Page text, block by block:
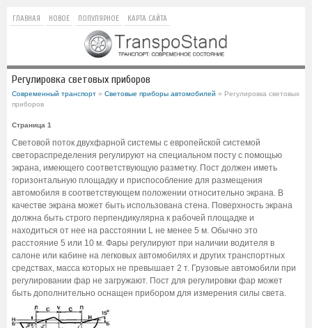
ГЛАВНАЯ НОВОЕ ПОПУЛЯРНОЕ КАРТА САЙТА
Регулировка световых приборов
Современный транспорт » Световые приборы автомобилей » Регулировка световых
приборов
Страница 1
Световой поток двухфарной системы с европейской системой
светораспределения регулируют на специальном посту с помощью
экрана, имеющего соответствующую разметку. Пост должен иметь
горизонтальную площадку и приспособление для размещения
автомобиля в соответствующем положении относительно экрана. В
качестве экрана может быть использована стена. Поверхность экрана
должна быть строго перпендикулярна к рабочей площадке и
находиться от нее на расстоянии L не менее 5 м. Обычно это
расстояние 5 или 10 м. Фары регулируют при наличии водителя в
салоне или кабине на легковых автомобилях и других транспортных
средствах, масса которых не превышает 2 т. Грузовые автомобили при
регулировании фар не загружают. Пост для регулировки фар может
быть дополнительно оснащен прибором для измерения силы света.